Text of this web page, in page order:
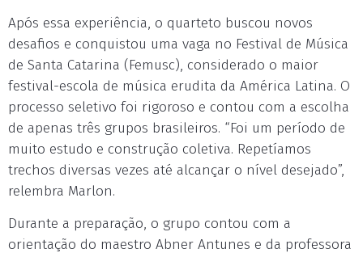
Após essa experiência, o quarteto buscou novos
desafios e conquistou uma vaga no Festival de Música
de Santa Catarina (Femusc), considerado o maior
festival-escola de música erudita da América Latina. O
processo seletivo foi rigoroso e contou com a escolha
de apenas três grupos brasileiros. “Foi um período de
muito estudo e construção coletiva. Repetíamos
trechos diversas vezes até alcançar o nível desejado”,
relembra Marlon.
Durante a preparação, o grupo contou com a
orientação do maestro Abner Antunes e da professora